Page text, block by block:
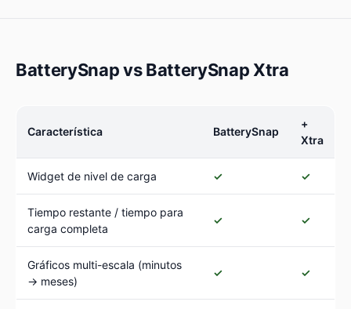
BatterySnap vs BatterySnap Xtra
Característica BatterySnap
+
Xtra
Widget de nivel de carga ✓ ✓
Tiempo restante / tiempo para
carga completa
✓ ✓
Gráficos multi-escala (minutos
→ meses)
✓ ✓